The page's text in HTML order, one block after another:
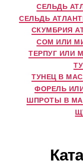
СЕЛЬДЬ
СЕЛЬДЬ
СКУМБРИЯ
СОМ ИЛИ
ТЕРПУГ ИЛИ
ТУНЕЦ В
ФОРЕЛЬ
ШПРОТЫ В